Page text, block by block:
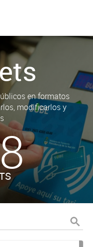
en formatos
modificarlos y